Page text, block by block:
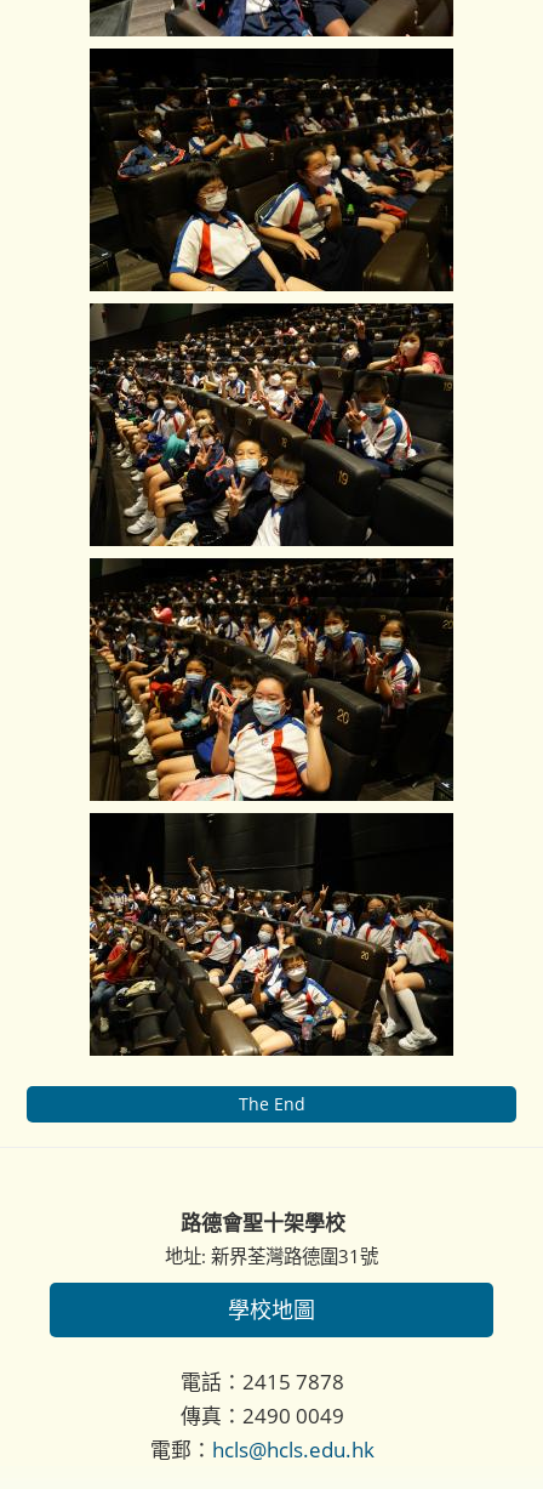
The End
路德會聖十架學校
地址: 新界荃灣路德圍31號
學校地圖
電話：2415 7878
傳真：2490 0049
電郵： hcls@hcls.edu.hk